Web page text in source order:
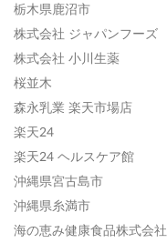
栃木県鹿沼市
株式会社 ジャパンフーズ
株式会社 小川生薬
桜並木
森永乳業 楽天市場店
楽天24
楽天24 ヘルスケア館
沖縄県宮古島市
沖縄県糸満市
海の恵み健康食品株式会社